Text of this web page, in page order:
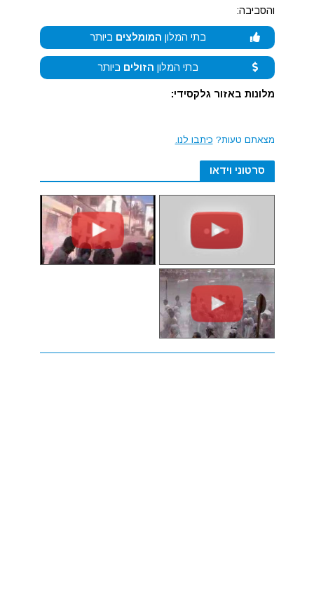
והסביבה:
בתי המלון המומלצים ביותר
בתי המלון הזולים ביותר
מלונות באזור גלקסידי:
מצאתם טעות? כיתבו לנו.
סרטוני וידאו